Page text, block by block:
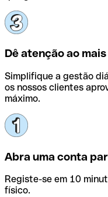
Dê atenção ao
Simplifique a gestão
os nossos clientes
máximo.
Abra uma conta
Registe-se em 10
físico.